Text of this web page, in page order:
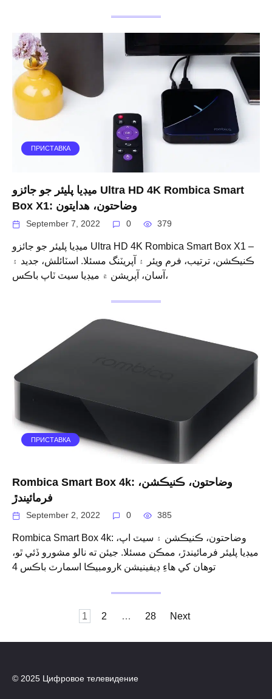
ПРИСТАВКА
ميڊيا پليئر جو جائزو Ultra HD 4K Rombica Smart
Box X1: وضاحتون، هدايتون
September 7, 2022 0 379
ميڊيا پليئر جو جائزو Ultra HD 4K Rombica Smart Box X1 –
ڪنيڪشن، ترتيب، فرم ویئر ۽ آپريٽنگ مسئلا. اسٽائلش، جديد ۽
آسان، آپريشن ۾ ميڊيا سيٽ ٽاپ باڪس،
ПРИСТАВКА
Rombica Smart Box 4k: وضاحتون، ڪنيڪشن،
فرمائيندڙ
September 2, 2022 0 385
Rombica Smart Box 4k: وضاحتون، ڪنيڪشن ۽ سيٽ اپ،
ميڊيا پليئر فرمائيندڙ، ممڪن مسئلا. جيئن ته نالو مشورو ڏئي ٿو،
رومبيڪا اسمارٽ باڪس 4k توهان کي هاءِ ڊيفينيشن
1 2 … 28 Next
© 2025 Цифровое телевидение